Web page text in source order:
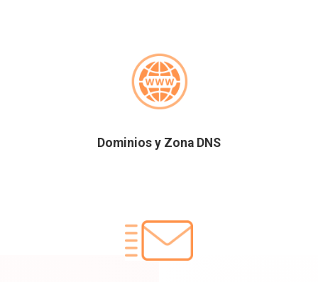
Dominios y Zona DNS